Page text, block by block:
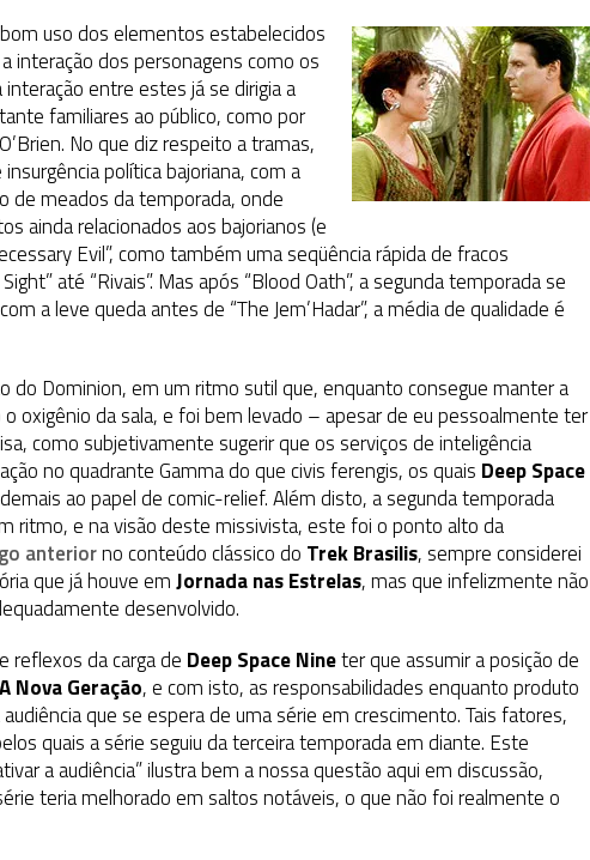
uso dos elementos estabelecidos
interação dos personagens como os
entre estes já se dirigia a
familiares ao público, como por
No que diz respeito a tramas,
política bajoriana, com a
de meados da temporada, onde
ainda relacionados aos bajorianos (e
Evil”, como também uma seqüência rápida de fracos
até “Rivais”. Mas após “Blood Oath”, a segunda temporada se
a leve queda antes de “The Jem’Hadar”, a média de qualidade é
do Dominion, em um ritmo sutil que, enquanto consegue manter a
oxigênio da sala, e foi bem levado – apesar de eu pessoalmente ter
como subjetivamente sugerir que os serviços de inteligência
no quadrante Gamma do que civis ferengis, os quais Deep Space
ao papel de comic-relief. Além disto, a segunda temporada
ritmo, e na visão deste missivista, este foi o ponto alto da
anteriorno conteúdo clássico do Trek Brasilis, sempre considerei
que já houve emJornada nas Estrelas, mas que infelizmente não
desenvolvido.
reflexos da carga de Deep Space Nineter que assumir a posição de
A Nova Geração, e com isto, as responsabilidades enquanto produto
que se espera de uma série em crescimento. Tais fatores,
quais a série seguiu da terceira temporada em diante. Este
a audiência” ilustra bem a nossa questão aqui em discussão,
teria melhorado em saltos notáveis, o que não foi realmente o